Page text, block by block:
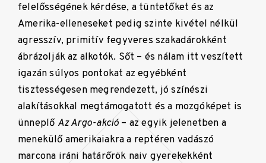
felelősségének kérdése, a tüntetőket és az
Amerika-elleneseket pedig szinte kivétel nélkül
agresszív, primitív fegyveres szakadárokként
ábrázolják az alkotók. Sőt – és nálam itt veszített
igazán súlyos pontokat az egyébként
tisztességesen megrendezett, jó színészi
alakításokkal megtámogatott és a mozgóképet is
ünneplő Az Argo-akció– az egyik jelenetben a
menekülő amerikaiakra a reptéren vadászó
marcona iráni határőrök naiv gyerekekként